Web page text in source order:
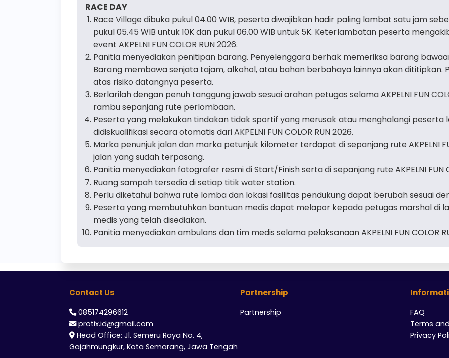
RACE DAY
Race Village dibuka pukul 04.00 WIB, peserta diwajibkan hadir paling lambat satu jam
pukul 05.45 WIB untuk 10K dan pukul 06.00 WIB untuk 5K. Keterlambatan peserta
event AKPELNI FUN COLOR RUN 2026.
Panitia menyediakan penitipan barang. Penyelenggara berhak memeriksa barang
Barang membawa senjata tajam, alkohol, atau bahan berbahaya lainnya akan dititipkan.
atas risiko datangnya peserta.
Berlarilah dengan penuh tanggung jawab sesuai arahan petugas selama AKPELNI FUN
rambu sepanjang rute perlombaan.
Peserta yang melakukan tindakan tidak sportif yang merusak atau menghalangi peserta
didiskualifikasi secara otomatis dari AKPELNI FUN COLOR RUN 2026.
Marka penunjuk jalan dan marka petunjuk kilometer terdapat di sepanjang rute AKPELNI
jalan yang sudah terpasang.
Panitia menyediakan fotografer resmi di Start/Finish serta di sepanjang rute AKPELNI FUN
Ruang sampah tersedia di setiap titik water station.
Perlu diketahui bahwa rute lomba dan lokasi fasilitas pendukung dapat berubah sesuai
Peserta yang membutuhkan bantuan medis dapat melapor kepada petugas marshal di
medis yang telah disediakan.
Panitia menyediakan ambulans dan tim medis selama pelaksanaan AKPELNI FUN COLOR
Contact Us
085174296612
protix.id@gmail.com
Head Office: Jl. Semeru Raya No. 4,
Gajahmungkur, Kota Semarang, Jawa Tengah
Partnership
Partnership
FAQ
Terms
Privacy